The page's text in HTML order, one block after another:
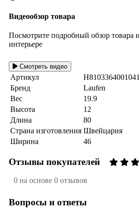
Видеообзор товара
Посмотрите подробный обзор товара
интерьере
Смотреть видео
Артикул
H8103364001041
Бренд
Laufen
Вес
19.9
Высота
12
Длина
80
Страна изготовления Швейцария
Ширина
46
Отзывы покупателей
0 на основе 0 отзывов
Вопросы и ответы